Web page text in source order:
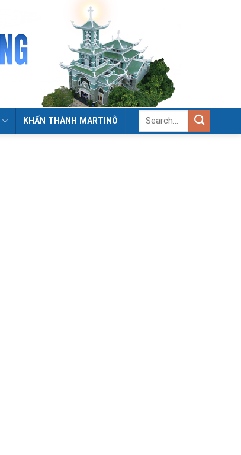
KHẤN THÁNH MARTINÔ